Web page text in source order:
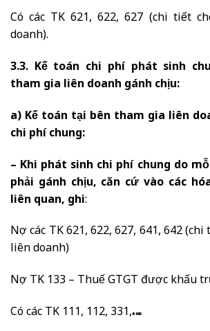
Có các TK 621, 622, 627 (chi tiết
doanh).
3.3. Kế toán chi phí phát sinh
tham gia liên doanh gánh chịu:
a) Kế toán tại bên tham gia liên
chi phí chung:
– Khi phát sinh chi phí chung do
phải gánh chịu, căn cứ vào các
liên quan, ghi:
Nợ các TK 621, 622, 627, 641, 642
liên doanh)
Nợ TK 133 – Thuế GTGT được khấu
Có các TK 111, 112, 331,…